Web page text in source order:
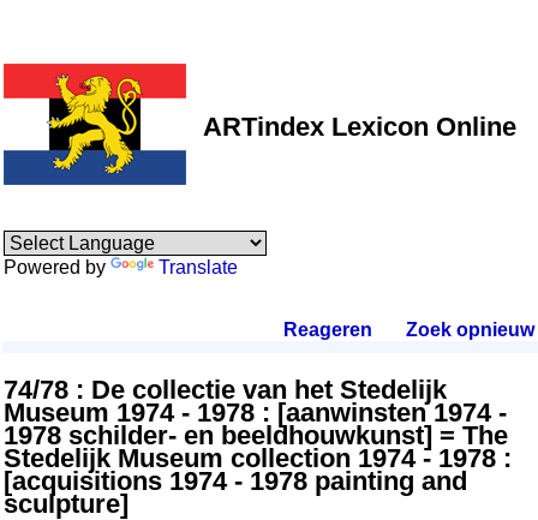
ARTindex Lexicon Online
Powered by Translate
Reageren Zoek opnieuw.
74/78 : De collectie van het Stedelijk
Museum 1974 - 1978 : [aanwinsten 1974 -
1978 schilder- en beeldhouwkunst] = The
Stedelijk Museum collection 1974 - 1978 :
[acquisitions 1974 - 1978 painting and
sculpture]